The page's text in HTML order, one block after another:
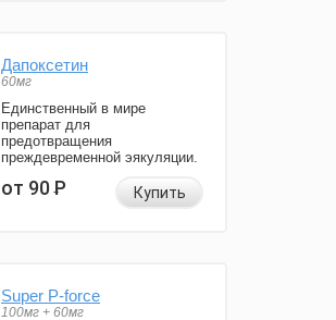
Дапоксетин
60мг
Единственный в мире
препарат для
предотвращения
преждевременной эякуляции.
от 90Р Купить
Super P-force
100мг + 60мг